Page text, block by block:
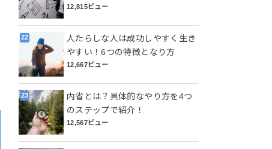
12,815ビュー
人たらしな人は成功しやすく生き
やすい！6つの特徴となり方
12,667ビュー
内省とは？具体的なやり方を4つ
のステップで紹介！
12,567ビュー